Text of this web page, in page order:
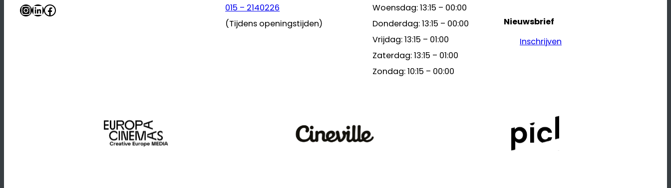
InstagramLinkedIn Facebook
015 – 2140226
(Tijdens openingstijden)
Woensdag: 13:15 – 00:00
Donderdag: 13:15 – 00:00
Vrijdag: 13:15 – 01:00
Zaterdag: 13:15 – 01:00
Zondag: 10:15 – 00:00
Nieuwsbrief
Inschrijven